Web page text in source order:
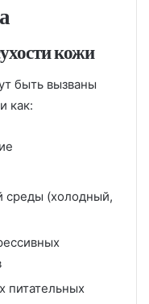
кожи
быть вызваны
как:
среды (холодный,
питательных